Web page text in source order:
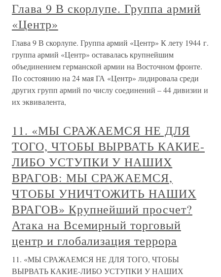
Глава 9 В скорлупе. Группа армий
«Центр»
Глава 9 В скорлупе. Группа армий «Центр» К лету 1944 г.
группа армий «Центр» оставалась крупнейшим
объединением германской армии на Восточном фронте.
По состоянию на 24 мая ГА «Центр» лидировала среди
других групп армий по числу соединений – 44 дивизии и
их эквивалента,
11. «МЫ СРАЖАЕМСЯ НЕ ДЛЯ
ТОГО, ЧТОБЫ ВЫРВАТЬ КАКИЕ-
ЛИБО УСТУПКИ У НАШИХ
ВРАГОВ: МЫ СРАЖАЕМСЯ,
ЧТОБЫ УНИЧТОЖИТЬ НАШИХ
ВРАГОВ» Крупнейший просчет?
Атака на Всемирный торговый
центр и глобализация террора
11. «МЫ СРАЖАЕМСЯ НЕ ДЛЯ ТОГО, ЧТОБЫ
ВЫРВАТЬ КАКИЕ-ЛИБО УСТУПКИ У НАШИХ